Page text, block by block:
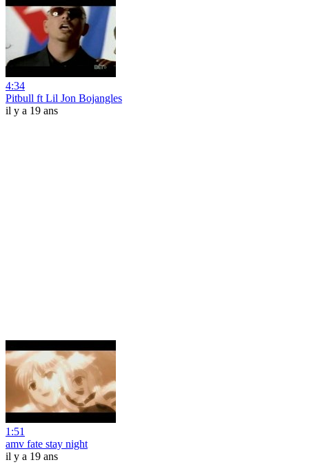
4:34
Pitbull ft Lil Jon Bojangles
il y a 19 ans
1:51
amv fate stay night
il y a 19 ans